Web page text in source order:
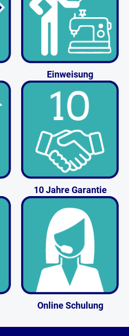
Einweisung
10 Jahre Garantie
Online Schulung